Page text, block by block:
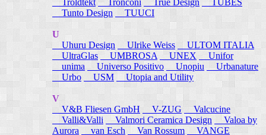
Troldtekt Tronconi True Design
TUBES
Tunto Design
TUUCI
U
Uhuru Design
Ulrike Weiss
ULTOM ITALIA
UltraGlas
UMBROSA UNEX
Unifor
unima
Universo Positivo Unopiu
Urbanature
Urbo
USM Utopia and Utility
V
V&B Fliesen GmbH
V-ZUG
Valcucine
Valli&Valli
Valmori Ceramica Design
Valoa by
Aurora
van Esch Van Rossum
VANGE